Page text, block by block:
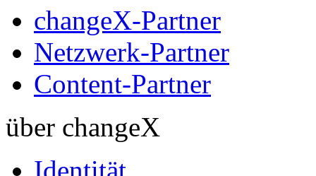
changeX-Partner
Netzwerk-Partner
Content-Partner
über changeX
Identität